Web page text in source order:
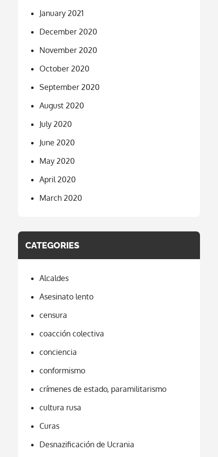
January 2021
December 2020
November 2020
October 2020
September 2020
August 2020
July 2020
June 2020
May 2020
April 2020
March 2020
CATEGORIES
Alcaldes
Asesinato lento
censura
coacción colectiva
conciencia
conformismo
crímenes de estado, paramilitarismo
cultura rusa
Curas
Desnazificación de Ucrania